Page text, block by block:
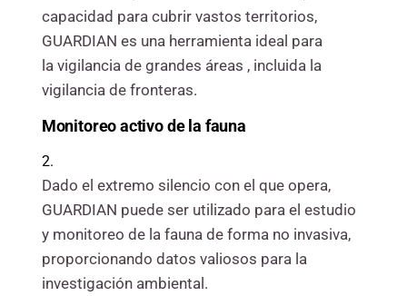
capacidad para cubrir vastos territorios,
GUARDIAN es una herramienta ideal para
la vigilancia de grandes áreas , incluida la
vigilancia de fronteras.
Monitoreo activode la fauna
2.
Dado el extremo silencio con el que opera,
GUARDIAN puede ser utilizado para el estudio
y monitoreo de la fauna de forma no invasiva,
proporcionando datos valiosos para la
investigación ambiental.